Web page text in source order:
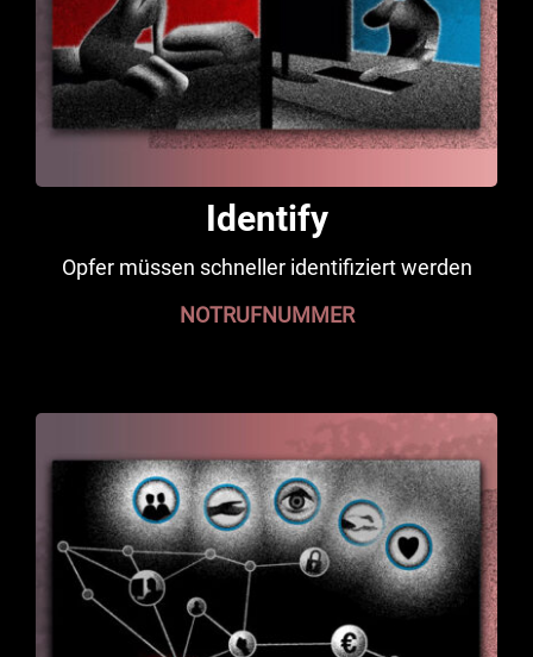
Identify
Opfer müssen schneller identifiziert werden
NOTRUFNUMMER